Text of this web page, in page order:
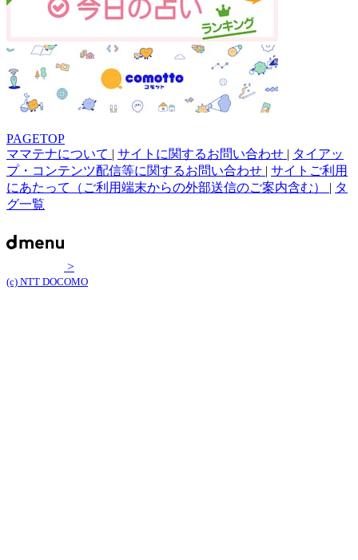
PAGETOP
ママテナについて | サイトに関するお問い合わせ | タイアッ
プ・コンテンツ配信等に関するお問い合わせ | サイトご利用
にあたって（ご利用端末からの外部送信のご案内含む） | タ
グ一覧
>
(c) NTT DOCOMO